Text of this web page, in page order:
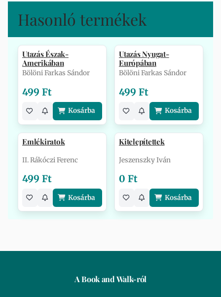
Hasonló termékek
Utazás Észak-
Amerikában
Bölöni Farkas Sándor
499 Ft
Kosárba
Utazás Nyugat-
Európában
Bölöni Farkas Sándor
499 Ft
Kosárba
Emlékiratok
II. Rákóczi Ferenc
499 Ft
Kosárba
Kitelepítettek
Jeszenszky Iván
0 Ft
Kosárba
A Book and Walk-ról